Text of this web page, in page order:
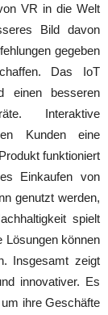
VR in die Welt
Bild davon
gegeben
Das IoT
einen besseren
Interaktive
Kunden eine
funktioniert
Einkaufen von
genutzt werden,
spielt
Lösungen können
Insgesamt zeigt
innovativer. Es
ihre Geschäfte